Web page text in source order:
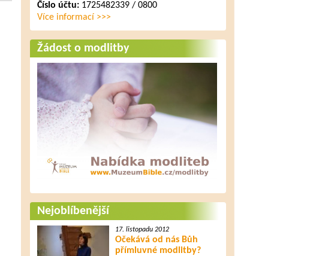
Číslo účtu:1725482339 / 0800
Více informací >>>
Žádost o modlitby
Nejoblíbenější
17. listopadu 2012
Očekává od nás Bůh
přímluvné modlitby?